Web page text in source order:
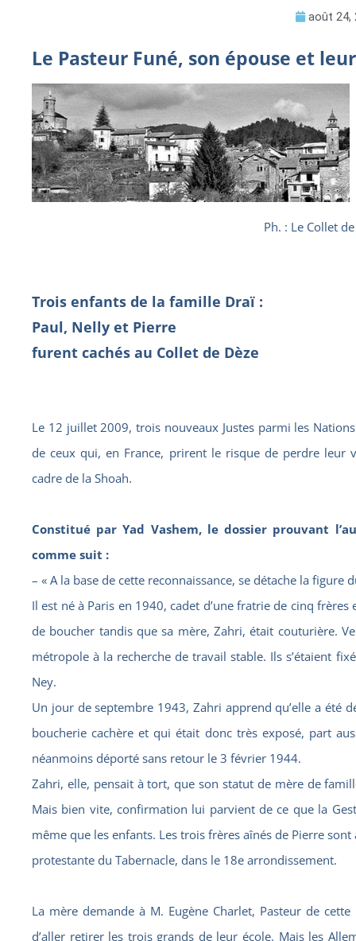
août 24,
Le Pasteur Funé, son épouse et
Ph. : Le Collet
Trois enfants de la famille Draï :
Paul, Nelly et Pierre
furent cachés au Collet de Dèze
Le 12 juillet 2009, trois nouveaux Justes parmi les
de ceux qui, en France, prirent le risque de perdre leur
cadre de la Shoah.
Constitué par Yad Vashem, le dossier prouvant
comme suit :
– « A la base de cette reconnaissance, se détache la
Il est né à Paris en 1940, cadet d’une fratrie de cinq
de boucher tandis que sa mère, Zahri, était couturière.
métropole à la recherche de travail stable. Ils s’étaient
Ney.
Un jour de septembre 1943, Zahri apprend qu’elle a été
boucherie cachère et qui était donc très exposé, part
néanmoins déporté sans retour le 3 février 1944.
Zahri, elle, pensait à tort, que son statut de mère de
Mais bien vite, confirmation lui parvient de ce que la
même que les enfants. Les trois frères aînés de Pierre
protestante du Tabernacle, dans le 18e arrondissement.
La mère demande à M. Eugène Charlet, Pasteur de
d’aller retirer les trois grands de leur école. Mais les